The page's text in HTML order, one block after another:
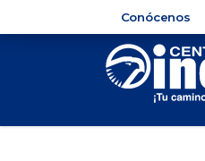
Conócenos